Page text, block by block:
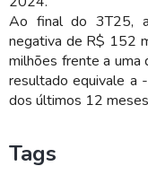
Ao final do 3T25, a
negativa de R$ 152
milhões frente a uma
resultado equivale a
dos últimos 12
Tags